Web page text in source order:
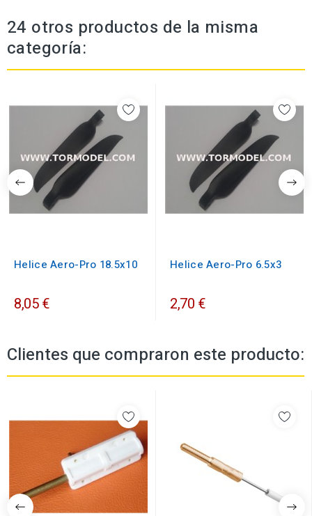
24 otros productos de la misma
categoría:
Helice Aero-Pro 18.5x10
8,05 €
Helice Aero-Pro 6.5x3
2,70 €
Clientes que compraron este producto: